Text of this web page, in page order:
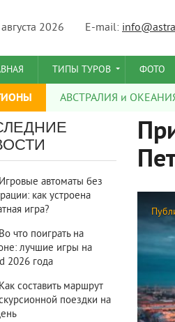
2026 E-mail:
ТИПЫ ТУРОВ ФОТО
АВСТРАЛИЯ и
Игровые автоматы без
как устроена
игра?
Во что поиграть на
лучшие игры на
2026 года
Как составить маршрут
поездки на